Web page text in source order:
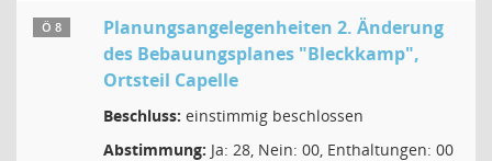
Ö 8
Planungsangelegenheiten 2. Änderung
des Bebauungsplanes "Bleckkamp",
Ortsteil Capelle
Beschluss: einstimmig beschlossen
Abstimmung: Ja: 28, Nein: 00, Enthaltungen: 00